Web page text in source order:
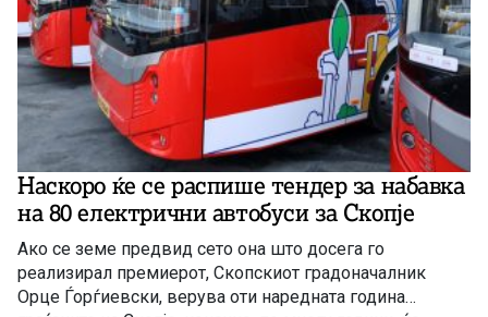
Наскоро ќе се распише тендер за набавка
на 80 електрични автобуси за Скопје
Ако се земе предвид сето она што досега го
реализирал премиерот, Скопскиот градоначалник
Орце Ѓорѓиевски, верува оти наредната година